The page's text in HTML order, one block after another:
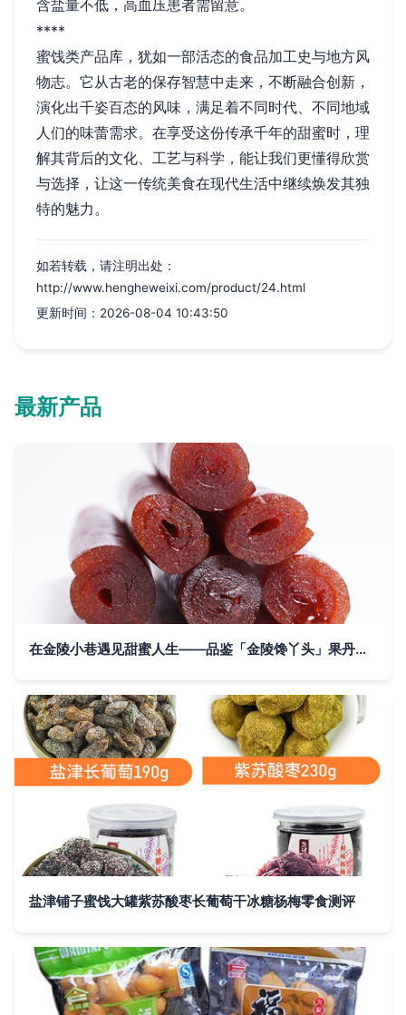
含盐量不低，高血压患者需留意。
****
蜜饯类产品库，犹如一部活态的食品加工史与地方风
物志。它从古老的保存智慧中走来，不断融合创新，
演化出千姿百态的风味，满足着不同时代、不同地域
人们的味蕾需求。在享受这份传承千年的甜蜜时，理
解其背后的文化、工艺与科学，能让我们更懂得欣赏
与选择，让这一传统美食在现代生活中继续焕发其独
特的魅力。
如若转载，请注明出处：
http://www.hengheweixi.com/product/24.html
更新时间：2026-08-04 10:43:50
最新产品
在金陵小巷遇见甜蜜人生——品鉴「金陵馋丫头」果丹皮的悠然时光
盐津铺子蜜饯大罐紫苏酸枣长葡萄干冰糖杨梅零食测评